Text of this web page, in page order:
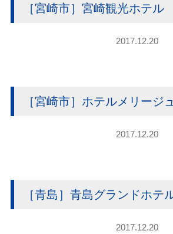
［宮崎市］宮崎観光ホテル
2017.12.20
［宮崎市］ホテルメリージュ
2017.12.20
［青島］青島グランドホテ
2017.12.20